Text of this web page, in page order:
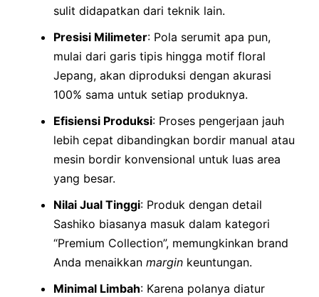
sulit didapatkan dari teknik lain.
Presisi Milimeter: Pola serumit apa pun,
mulai dari garis tipis hingga motif floral
Jepang, akan diproduksi dengan akurasi
100% sama untuk setiap produknya.
Efisiensi Produksi: Proses pengerjaan jauh
lebih cepat dibandingkan bordir manual atau
mesin bordir konvensional untuk luas area
yang besar.
Nilai Jual Tinggi: Produk dengan detail
Sashiko biasanya masuk dalam kategori
“Premium Collection”, memungkinkan brand
Anda menaikkan margin keuntungan.
Minimal Limbah: Karena polanya diatur